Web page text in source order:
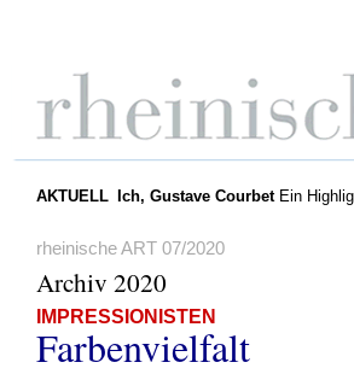
AKTUELL Ich, Gustave CourbetEin
rheinische ART 07/2020
Archiv 2020
IMPRESSIONISTEN
Farbenvielfalt